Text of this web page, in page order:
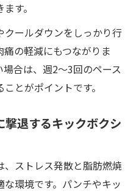
す。
クールダウンをしっかり行
の軽減にもつながりま
合は、週2〜3回のペース
とがポイントです。
退するキックボクシ
ストレス発散と脂肪燃焼
環境です。パンチやキッ